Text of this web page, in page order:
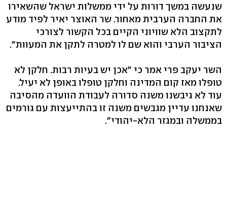
שנעשה במשך דורות על ידי ממשלות ישראל שהשאירו
את החברה הערבית מאחור. שר האוצר יאיר לפיד מודע
לתקצוב הלא שוויוני הקיים בכל הקשור לצורכי
הציבור הערבי והוא שם לו למטרה לתקן את המעוות".
השר יעקב פרי אמר כי "אכן יש בעיות רבות. חלקן לא
טופלו מאז קום המדינה וחלקן טופלו באופן לא יעיל.
עוד לא גיבשנו משנה סדורה לעבודת הוועדה מהסיבה
שאנחנו עדיין מגבשים משנה זו בהתייעצות עם גורמים
בממשלה ובמגזר הלא-יהודי".